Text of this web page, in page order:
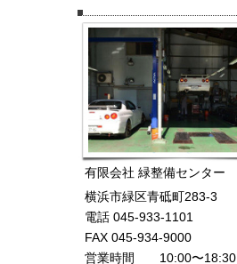
有限会社 緑整備センター
横浜市緑区青砥町283-3
電話 045-933-1101
FAX 045-934-9000
営業時間 10:00〜18:30